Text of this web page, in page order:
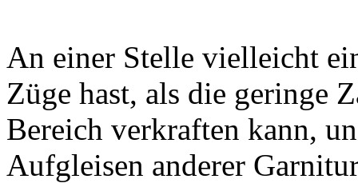
An einer Stelle vielleicht
Züge hast, als die geringe
Bereich verkraften kann,
Aufgleisen anderer